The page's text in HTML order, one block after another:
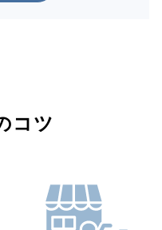
コツ